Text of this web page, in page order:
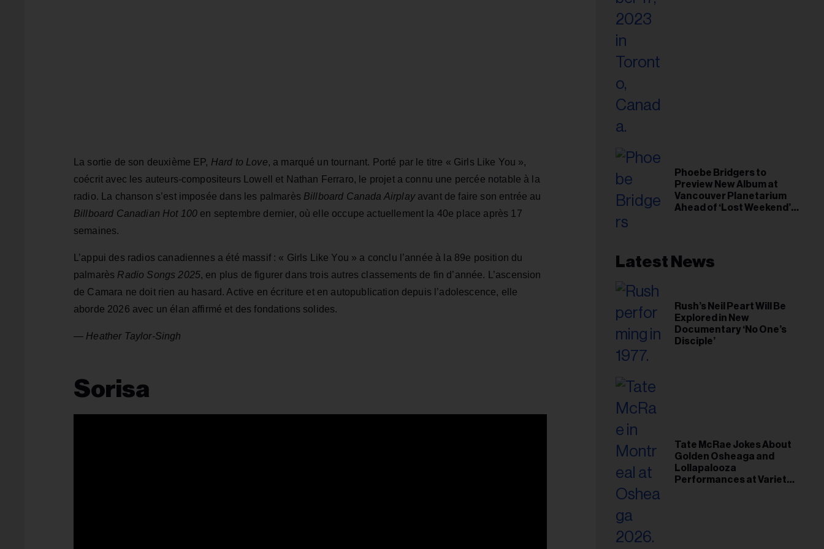
La sortie de son deuxième EP, Hard to Love, a marqué un tournant. Porté par le titre « Girls Like You »,
coécrit avec les auteurs-compositeurs Lowell et Nathan Ferraro, le projet a connu une percée notable à la
radio. La chanson s’est imposée dans les palmarès Billboard Canada Airplayavant de faire son entrée au
Billboard Canadian Hot 100 en septembre dernier, où elle occupe actuellement la 40e place après 17
semaines.
L’appui des radios canadiennes a été massif : « Girls Like You » a conclu l’année à la 89e position du
palmarès Radio Songs 2025, en plus de figurer dans trois autres classements de fin d’année. L’ascension
de Camara ne doit rien au hasard. Active en écriture et en autopublication depuis l’adolescence, elle
aborde 2026 avec un élan affirmé et des fondations solides.
— Heather Taylor-Singh
Sorisa
Phoebe Bridgers to
Preview New Album at
Vancouver Planetarium
Ahead of ‘Lost Weekend’
Latest News
Rush’s Neil Peart Will Be
Explored in New
Documentary ‘No One’s
Disciple’
Tate McRae Jokes About
Golden Osheaga and
Lollapalooza
Performances at Variety